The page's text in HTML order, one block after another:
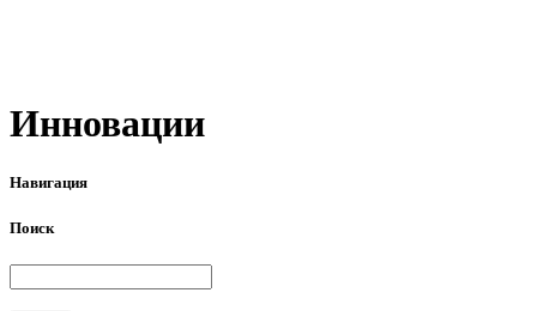
Инновации
Навигация
Поиск